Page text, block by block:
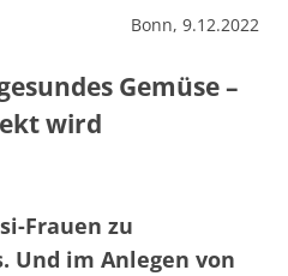
Bonn, 9.12.2022
Gemüse –
wird
Frauen zu
Und im Anlegen von